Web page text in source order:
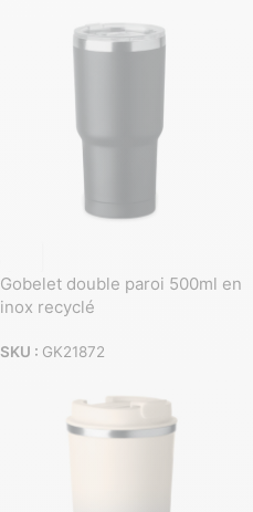
Gobelet double paroi 500ml en
inox recyclé
SKU : GK21872